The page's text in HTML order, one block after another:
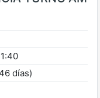
días)